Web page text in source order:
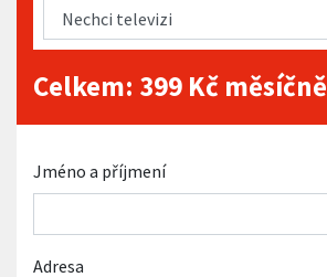
Celkem: 399 Kč měsíčně
Jméno a příjmení
Adresa